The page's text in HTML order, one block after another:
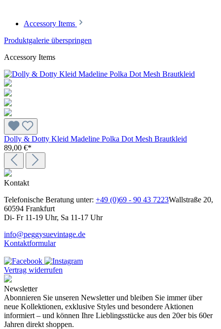
Accessory Items
Produktgalerie überspringen
Accessory Items
Dolly & Dotty Kleid Madeline Polka Dot Mesh Brautkleid
89,00 €*
Kontakt
Telefonische Beratung unter: +49 (0)69 - 90 43 7223Wallstraße 20,
60594 Frankfurt
Di- Fr 11-19 Uhr, Sa 11-17 Uhr
info@peggysuevintage.de
Kontaktformular
Vertrag widerrufen
Newsletter
Abonnieren Sie unseren Newsletter und bleiben Sie immer über
neue Kollektionen, exklusive Styles und besondere Aktionen
informiert – und können Ihre Lieblingsstücke aus den 20er bis 60er
Jahren direkt shoppen.